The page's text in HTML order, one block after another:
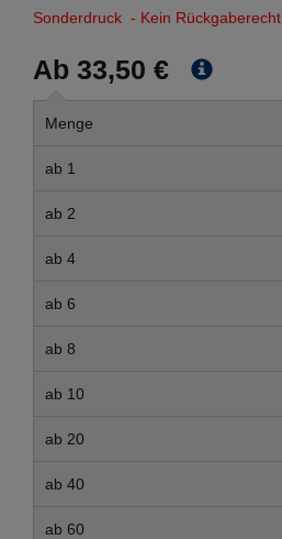
Sonderdruck - Kein Rückgaberecht
Ab 33,50 €
Menge
ab 1
ab 2
ab 4
ab 6
ab 8
ab 10
ab 20
ab 40
ab 60